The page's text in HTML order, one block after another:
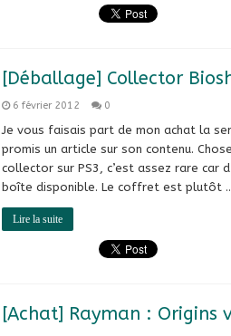
[Déballage] Collector
6 février 2012 0
Je vous faisais part de mon achat la
promis un article sur son contenu.
collector sur PS3, c’est assez rare car
boîte disponible. Le coffret est plutôt
Lire la suite
[Achat] Rayman : Origins